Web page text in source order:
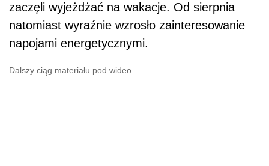
zaczęli wyjeżdżać na wakacje. Od sierpnia
natomiast wyraźnie wzrosło zainteresowanie
napojami energetycznymi.
Dalszy ciąg materiału pod wideo